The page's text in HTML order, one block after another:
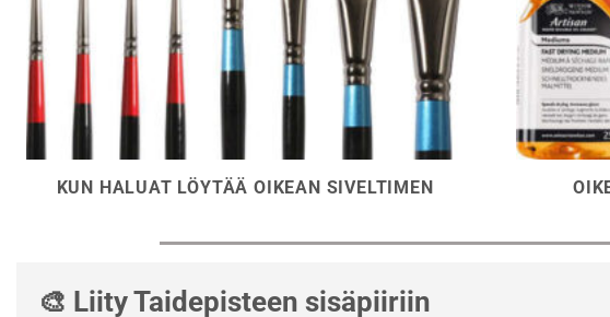
KUN HALUAT LÖYTÄÄ OIKEAN SIVELTIMEN
🎨 Liity Taidepisteen sisäpiiriin